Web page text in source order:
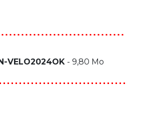
VELO2024OK - 9,80 Mo